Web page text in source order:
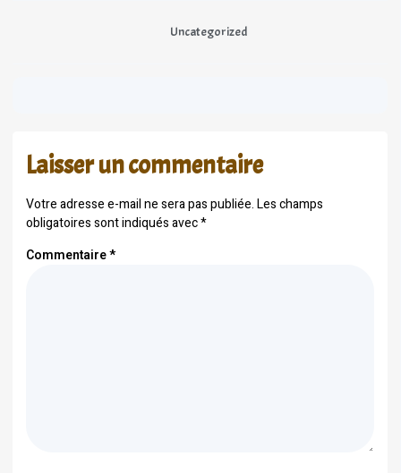
Uncategorized
Laisser un commentaire
Votre adresse e-mail ne sera pas publiée.Les champs
obligatoires sont indiqués avec*
Commentaire*